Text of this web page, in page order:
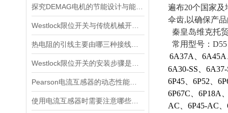
遍布20个国家及
伞齿,以确保产
秦皇岛维克托
常用型号：
6A37A、
6A30-SS、
6P45、6P52、
6P67C、6P18A
AC、6P45-AC